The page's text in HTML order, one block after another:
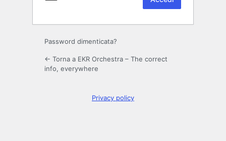
Password dimenticata?
← Torna a EKR Orchestra – The correct
info, everywhere
Privacy policy